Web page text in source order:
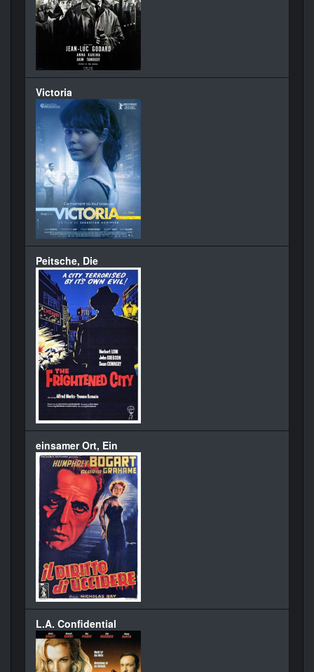
Victoria
Peitsche, Die
einsamer Ort, Ein
L.A. Confidential